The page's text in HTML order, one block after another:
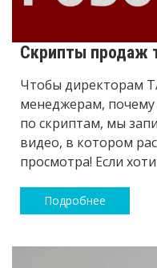
Скрипты продаж
Чтобы директорам
менеджерам,
по скриптам, мы
видео, в котором
просмотра! Если
Подробнее